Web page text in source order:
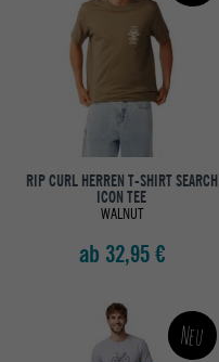
RIP CURL HERREN T-SHIRT SEARCH
ICON TEE
WALNUT
ab 32,95 €
Neu